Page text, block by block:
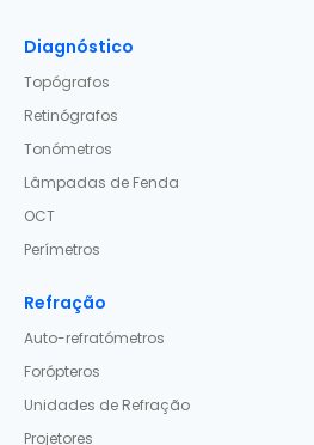
Diagnóstico
Topógrafos
Retinógrafos
Tonómetros
Lâmpadas de Fenda
OCT
Perímetros
Refração
Auto-refratómetros
Forópteros
Unidades de Refração
Projetores